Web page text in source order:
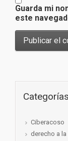
Guarda mi
este
Categorías
Ciberacoso
derecho a